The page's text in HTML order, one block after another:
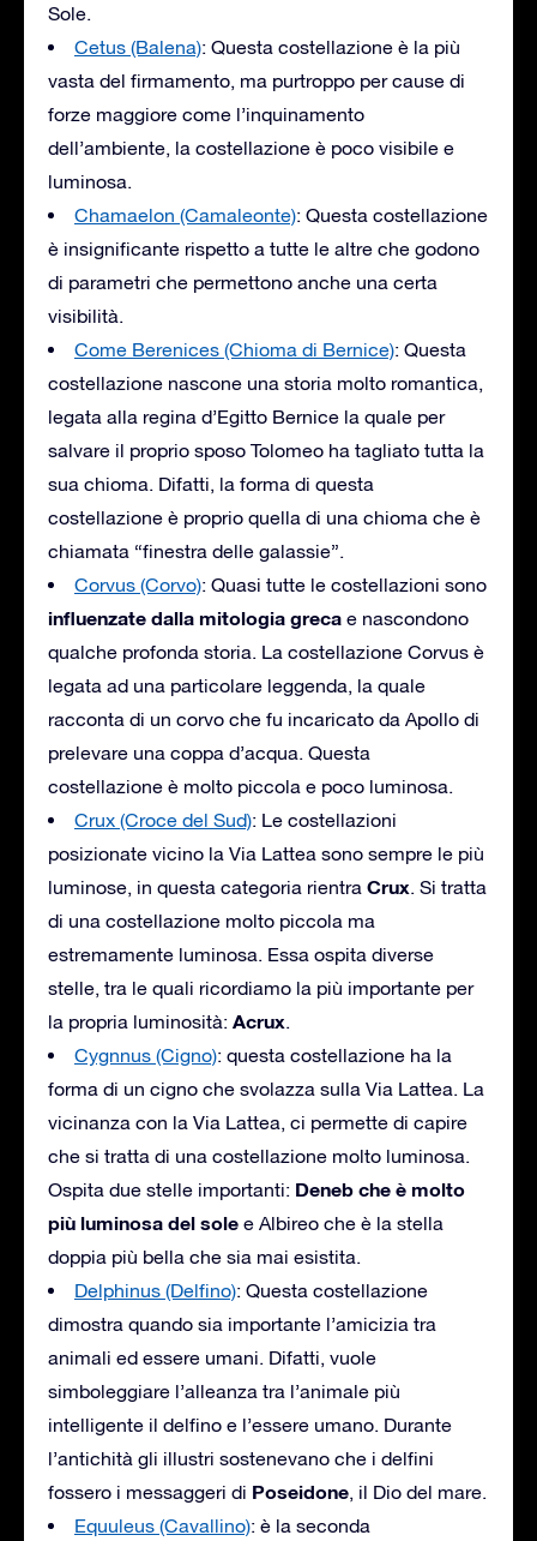
Sole.
Cetus (Balena): Questa costellazione è la più
vasta del firmamento, ma purtroppo per cause di
forze maggiore come l’inquinamento
dell’ambiente, la costellazione è poco visibile e
luminosa.
Chamaelon (Camaleonte): Questa costellazione
è insignificante rispetto a tutte le altre che godono
di parametri che permettono anche una certa
visibilità.
Come Berenices (Chioma di Bernice): Questa
costellazione nascone una storia molto romantica,
legata alla regina d’Egitto Bernice la quale per
salvare il proprio sposo Tolomeo ha tagliato tutta la
sua chioma. Difatti, la forma di questa
costellazione è proprio quella di una chioma che è
chiamata “finestra delle galassie”.
Corvus (Corvo): Quasi tutte le costellazioni sono
influenzate dalla mitologia greca e nascondono
qualche profonda storia. La costellazione Corvus è
legata ad una particolare leggenda, la quale
racconta di un corvo che fu incaricato da Apollo di
prelevare una coppa d’acqua. Questa
costellazione è molto piccola e poco luminosa.
Crux (Croce del Sud): Le costellazioni
posizionate vicino la Via Lattea sono sempre le più
luminose, in questa categoria rientra Crux. Si tratta
di una costellazione molto piccola ma
estremamente luminosa. Essa ospita diverse
stelle, tra le quali ricordiamo la più importante per
la propria luminosità: Acrux.
Cygnnus (Cigno): questa costellazione ha la
forma di un cigno che svolazza sulla Via Lattea. La
vicinanza con la Via Lattea, ci permette di capire
che si tratta di una costellazione molto luminosa.
Ospita due stelle importanti: Deneb che è molto
più luminosa del sole e Albireo che è la stella
doppia più bella che sia mai esistita.
Delphinus (Delfino): Questa costellazione
dimostra quando sia importante l’amicizia tra
animali ed essere umani. Difatti, vuole
simboleggiare l’alleanza tra l’animale più
intelligente il delfino e l’essere umano. Durante
l’antichità gli illustri sostenevano che i delfini
fossero i messaggeri di Poseidone, il Dio del mare.
Equuleus (Cavallino): è la seconda